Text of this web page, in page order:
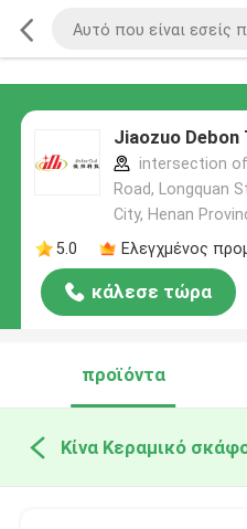
Jiaozuo Debon
intersection of
Road, Longquan
City, Henan
5.0
Ελεγχμένος
κάλεσε τώρα
προϊόντα